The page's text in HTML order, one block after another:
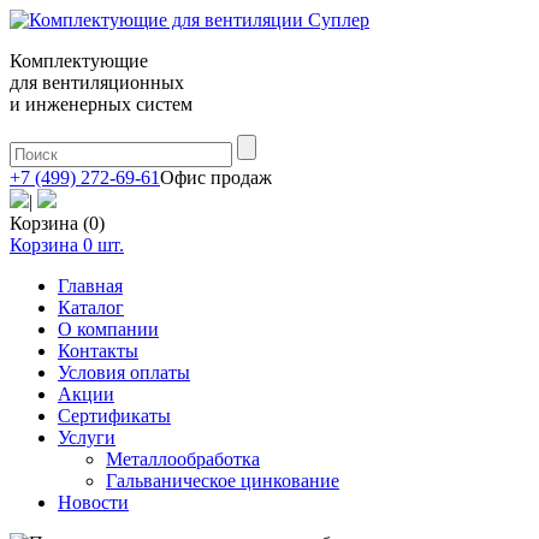
Комплектующие
для вентиляционных
и инженерных систем
+7 (499) 272-69-61Офис продаж
|
Корзина (0)
Корзина 0 шт.
Главная
Каталог
О компании
Контакты
Условия оплаты
Акции
Сертификаты
Услуги
Металлообработка
Гальваническое цинкование
Новости